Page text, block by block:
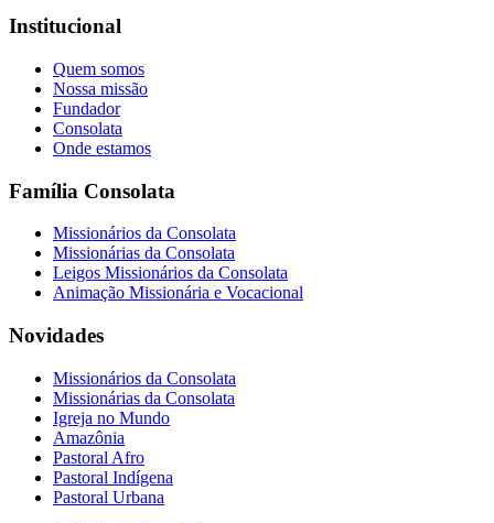
Institucional
Quem somos
Nossa missão
Fundador
Consolata
Onde estamos
Família Consolata
Missionários da Consolata
Missionárias da Consolata
Leigos Missionários da Consolata
Animação Missionária e Vocacional
Novidades
Missionários da Consolata
Missionárias da Consolata
Igreja no Mundo
Amazônia
Pastoral Afro
Pastoral Indígena
Pastoral Urbana